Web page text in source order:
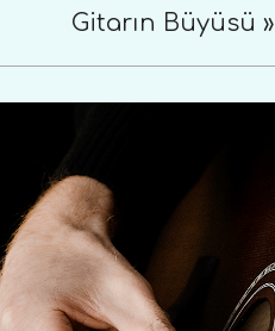
Gitarın Büyüsü »